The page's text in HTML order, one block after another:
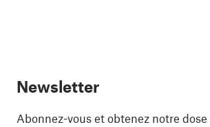
Newsletter
Abonnez-vous et obtenez notre dose